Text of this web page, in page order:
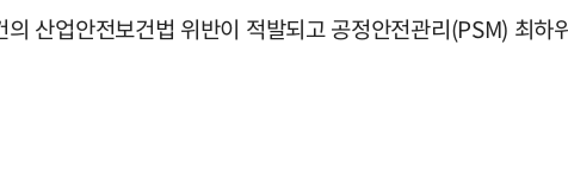
산업안전보건법 위반이 적발되고 공정안전관리(PSM) 최